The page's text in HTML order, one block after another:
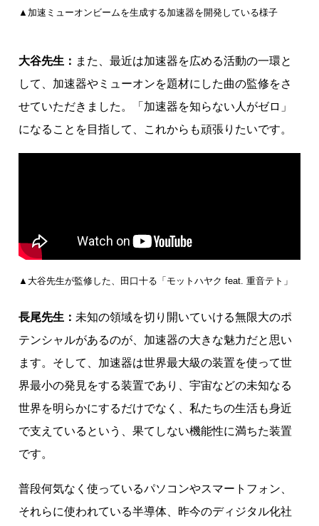
▲加速ミューオンビームを生成する加速器を開発している様子
大谷先生： また、最近は加速器を広める活動の一環と
して、加速器やミューオンを題材にした曲の監修をさ
せていただきました。「加速器を知らない人がゼロ」
になることを目指して、これからも頑張りたいです。
▲大谷先生が監修した、田口十る「モットハヤク feat. 重音テト」
長尾先生： 未知の領域を切り開いていける無限大のポ
テンシャルがあるのが、加速器の大きな魅力だと思い
ます。そして、加速器は世界最大級の装置を使って世
界最小の発見をする装置であり、宇宙などの未知なる
世界を明らかにするだけでなく、私たちの生活も身近
で支えているという、果てしない機能性に満ちた装置
です。
普段何気なく使っているパソコンやスマートフォン、
それらに使われている半導体、昨今のディジタル化社